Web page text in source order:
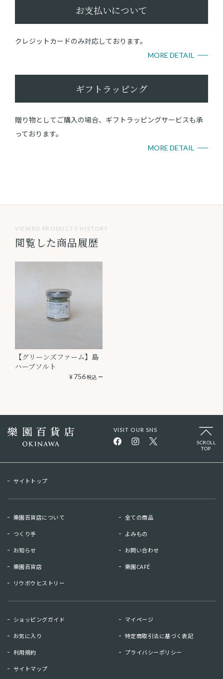
樂園CAFE
お支払いについて
クレジットカードのみ対応しております。
MORE DETAIL
ギフトラッピング
贈り物としてご購入の場合、ギフトラッピングサービスも承
っております。
MORE DETAIL
VIEWED PRODUCTS HISTORY
閲覧した商品履歴
【グリーンズファーム】島
ハーブソルト
¥756税込
VISIT OUR SNS
SCROLL
TOP
サイトトップ
樂園百貨店について 全ての商品
つくり手 よみもの
お知らせ お問い合わせ
樂園百貨店 樂園CAFÉ
リウボウヒストリー
ショッピングガイド マイページ
お気に入り 特定商取引法に基づく表記
利用規約 プライバシーポリシー
サイトマップ